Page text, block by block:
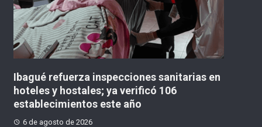
Ibagué refuerza inspecciones sanitarias en
hoteles y hostales; ya verificó 106
establecimientos este año
6 de agosto de 2026